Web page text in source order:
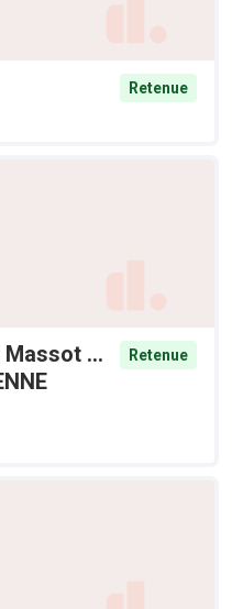
Retenue
...
Retenue